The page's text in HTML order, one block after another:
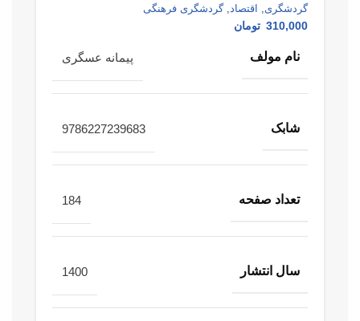
گردشگری اقتصاد ,گردشگری فرهنگی
310,000 تومان
نام مولف پیمانه عسگری
شابک 9786227239683
تعداد صفحه 184
سال انتشار 1400